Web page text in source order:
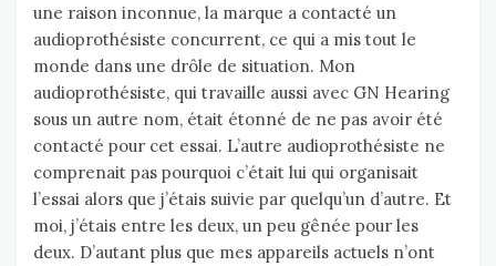
une raison inconnue, la marque a contacté un
audioprothésiste concurrent, ce qui a mis tout le
monde dans une drôle de situation. Mon
audioprothésiste, qui travaille aussi avec GN Hearing
sous un autre nom, était étonné de ne pas avoir été
contacté pour cet essai. L’autre audioprothésiste ne
comprenait pas pourquoi c’était lui qui organisait
l’essai alors que j’étais suivie par quelqu’un d’autre. Et
moi, j’étais entre les deux, un peu gênée pour les
deux. D’autant plus que mes appareils actuels n’ont